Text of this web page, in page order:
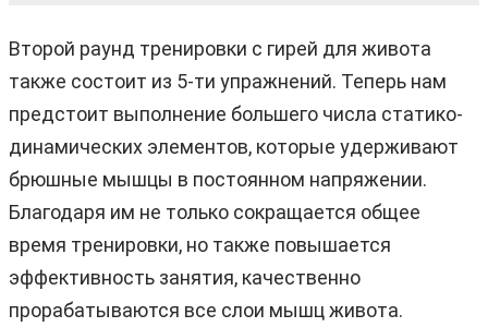
Второй раунд тренировки с гирей для живота
также состоит из 5-ти упражнений. Теперь нам
предстоит выполнение большего числа статико-
динамических элементов, которые удерживают
брюшные мышцы в постоянном напряжении.
Благодаря им не только сокращается общее
время тренировки, но также повышается
эффективность занятия, качественно
прорабатываются все слои мышц живота.